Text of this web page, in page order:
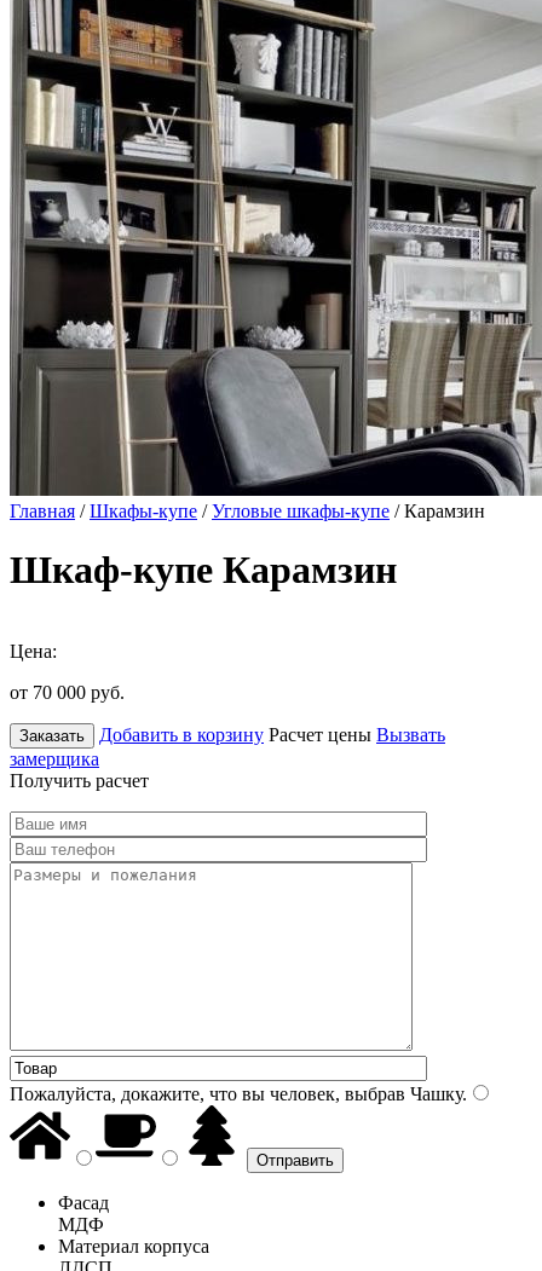
Главная /Шкафы-купе /Угловые шкафы-купе / Карамзин
Шкаф-купе Карамзин
Цена:
от 70 000 руб.
Заказать Добавить в корзину Расчет цены Вызвать
замерщика
Получить расчет
Пожалуйста, докажите, что вы человек, выбрав Чашку.
Фасад
МДФ
Материал корпуса